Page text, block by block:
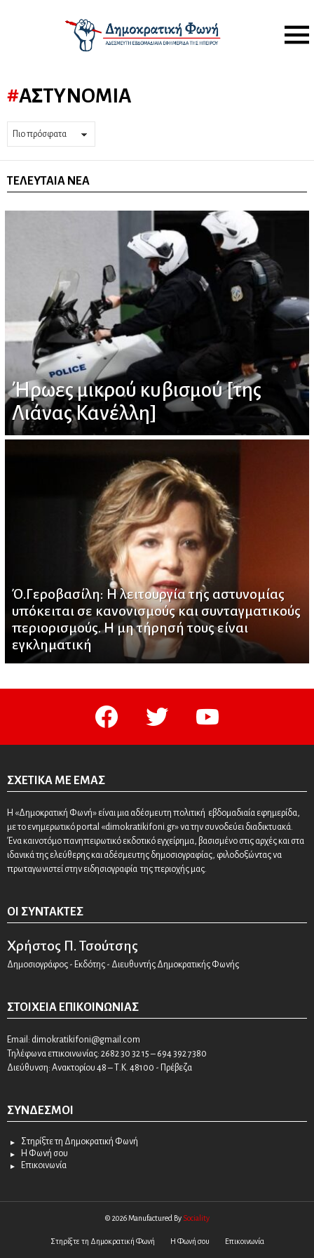
Menu
ΑΣΤΥΝΟΜΊΑ
ΤΕΛΕΥΤΑΊΑ ΝΈΑ
Ήρωες μικρού κυβισμού [της
Λιάνας Κανέλλη]
Ό.Γεροβασίλη: Η ​λειτουργία ​της αστυνομίας ​
υπόκειται σε κανονισμούς και συνταγματικούς
περιορισμούς​.​​ Η μη τήρησή τους είναι
εγκληματική
facebook twitter youtube
ΣΧΕΤΙΚΆ ΜΕ ΕΜΆΣ
Η «Δημοκρατική Φωνή» είναι μια αδέσμευτη πολιτική εβδομαδιαία εφημερίδα,
με το ενημερωτικό portal «dimokratikifoni.gr» να την συνοδεύει διαδικτυακά.
Ένα καινοτόμο πανηπειρωτικό εκδοτικό εγχείρημα, βασισμένο στις αρχές και στα
ιδανικά της ελεύθερης και αδέσμευτης δημοσιογραφίας, φιλοδοξώντας να
πρωταγωνιστεί στην ειδησιογραφία της περιοχής μας.
ΟΙ ΣΥΝΤΆΚΤΕΣ
Χρήστος Π. Τσούτσης
Δημοσιογράφος - Εκδότης - Διευθυντής Δημοκρατικής Φωνής
ΣΤΟΙΧΕΊΑ ΕΠΙΚΟΙΝΩΝΊΑΣ
Email: dimokratikifoni@gmail.com
Τηλέφωνα επικοινωνίας: 2682 30 32 15 – 694 392 7380
Διεύθυνση: Ανακτορίου 48 – Τ.Κ. 48100 - Πρέβεζα
ΣΎΝΔΕΣΜΟΙ
Στηρίξτε τη Δημοκρατική Φωνή
Η Φωνή σου
Επικοινωνία
© 2026 Manufactured By Sociality
Στηρίξτε τη Δημοκρατική Φωνή Η Φωνή σου Επικοινωνία